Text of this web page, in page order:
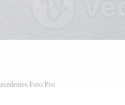
Foto Pro